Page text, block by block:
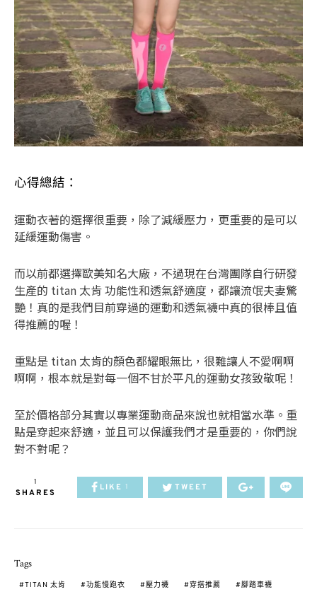
心得總結：
運動衣著的選擇很重要，除了減緩壓力，更重要的是可以
延緩運動傷害。
而以前都選擇歐美知名大廠，不過現在台灣團隊自行研發
生產的 titan 太肯 功能性和透氣舒適度，都讓流氓夫妻驚
艷！真的是我們目前穿過的運動和透氣襪中真的很棒且值
得推薦的喔！
重點是 titan 太肯的顏色都耀眼無比，很難讓人不愛啊啊
啊啊，根本就是對每一個不甘於平凡的運動女孩致敬呢！
至於價格部分其實以專業運動商品來說也就相當水準。重
點是穿起來舒適，並且可以保護我們才是重要的，你們說
對不對呢？
1
SHARES
LIKE 1 TWEET
Tags
TITAN 太肯 功能慢跑衣 壓力襪 穿搭推薦 腳踏車襪